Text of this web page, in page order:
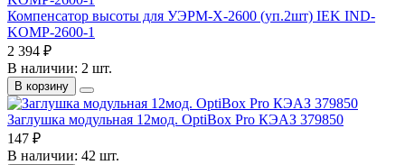
Компенсатор высоты для УЭРМ-Х-2600 (уп.2шт) IEK IND-
KOMP-2600-1
2 394 ₽
В наличии: 2 шт.
В корзину
Заглушка модульная 12мод. OptiBox Pro КЭАЗ 379850
147 ₽
В наличии: 42 шт.